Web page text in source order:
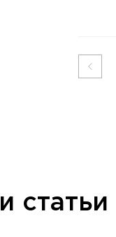
и статьи